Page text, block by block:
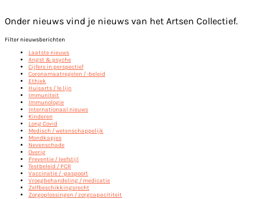
Onder nieuws vind je nieuws van het Artsen Collectief.
Filter nieuwsberichten
Laatste nieuws
Angst & psyche
Cijfers in perspectief
Coronamaatregelen / -beleid
Ethiek
Huisarts / 1e lijn
Immuniteit
Immunologie
Internationaal nieuws
Kinderen
Long Covid
Medisch / wetenschappelijk
Mondkapjes
Nevenschade
Overig
Preventie / leefstijl
Testbeleid / PCR
Vaccinatie / -paspoort
Vroegbehandeling / medicatie
Zelfbeschikkingsrecht
Zorgoplossingen / zorgcapacititeit